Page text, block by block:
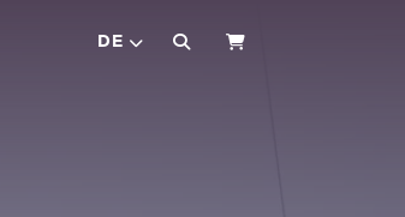
DE WARENKORB